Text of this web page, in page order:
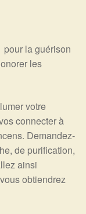
bouclier
la guérison
les
votre
connecter à
Demandez-
de purification,
ainsi
obtiendrez